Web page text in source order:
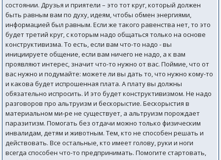
состоянии. Друзья и приятели – это тот круг, который должен
быть равным вам по духу, идеям, чтобы обмен энергиями,
информацией был равным. Если же такого равенства нет, то это
будет третий круг, с которым надо общаться только на основе
конструктивизма. То есть, если вам что-то надо - вы
инициируете общение, если вам ничего не надо, а к вам
проявляют интерес, значит что-то нужно от вас. Поймие, что от
вас нужно и подумайте: можете ли вы дать то, что нужно кому-то
и какова будет испрошенная плата. А плату вы должны
обязательно испросить. И это будет конструктивизмом. Не надо
разговоров про альтруизм и бескорыстие. Бескорыстия в
материальном ми-ре не существует, а альтруизм порождает
паразитизм. Помогать без отдачи можно только физическим
инвалидам, детям и животным. Тем, кто не способен решать и
действовать. Все остальные, кто имеет голову, руки и ноги
всегда способен что-то предпринимать. Помогите стартовать,